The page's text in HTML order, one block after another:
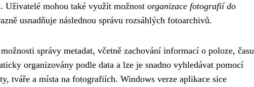
mohou také využít možnost organizace fotografií do
usnadňuje následnou správu rozsáhlých fotoarchivů.
správy metadat, včetně zachování informací o poloze, času
organizovány podle data a lze je snadno vyhledávat pomocí
tváře a místa na fotografiích. Windows verze aplikace sice